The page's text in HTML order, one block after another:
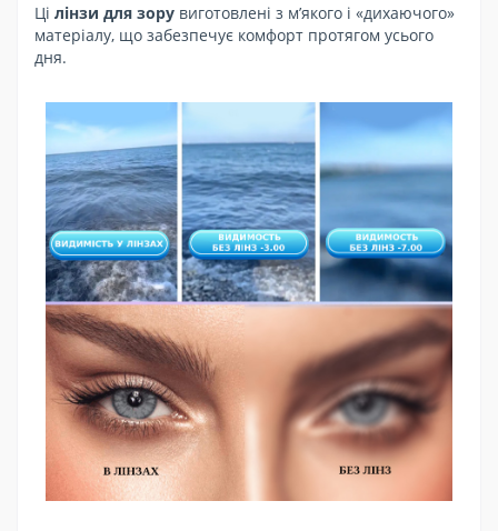
Ці лінзи для зору виготовлені з м’якого і «дихаючого»
матеріалу, що забезпечує комфорт протягом усього
дня.